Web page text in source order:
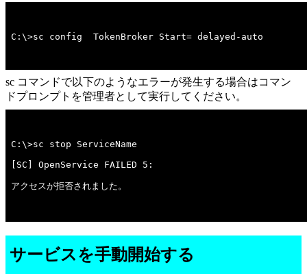
C:\>sc config  TokenBroker Start= delayed-auto
sc コマンドで以下のようなエラーが発生する場合はコマン
ドプロンプトを管理者として実行してください。
アクセスが拒否されました。
サービスを手動開始する